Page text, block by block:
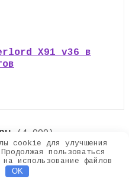
X91 v36 в
(4 000)
cookie для улучшения
пользоваться
использование файлов
OK